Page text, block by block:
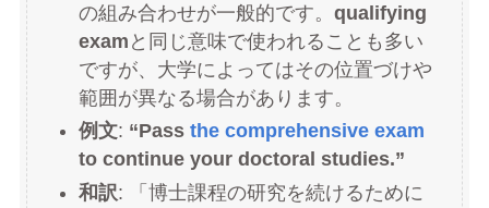
の組み合わせが一般的です。 qualifying
exam と同じ意味で使われることも多い
ですが、大学によってはその位置づけや
範囲が異なる場合があります。
例文: “Passthe comprehensive exam
to continue your doctoral studies.”
和訳: 「博士課程の研究を続けるために